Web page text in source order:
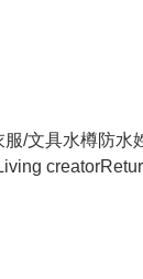
服/文具水樽防水
creator